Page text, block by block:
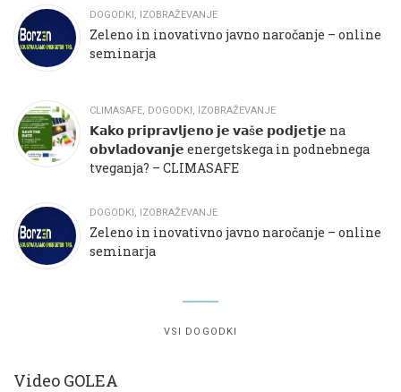
DOGODKI, IZOBRAŽEVANJE
Zeleno in inovativno javno naročanje – online
seminarja
CLIMASAFE, DOGODKI, IZOBRAŽEVANJE
𝗞𝗮𝗸𝗼 𝗽𝗿𝗶𝗽𝗿𝗮𝘃𝗹𝗷𝗲𝗻𝗼 𝗷𝗲 𝘃𝗮š𝗲 𝗽𝗼𝗱𝗷𝗲𝘁𝗷𝗲 na
𝗼𝗯𝘃𝗹𝗮𝗱𝗼𝘃𝗮𝗻𝗷𝗲 energetskega in podnebnega
tveganja? – CLIMASAFE
DOGODKI, IZOBRAŽEVANJE
Zeleno in inovativno javno naročanje – online
seminarja
VSI DOGODKI
Video GOLEA